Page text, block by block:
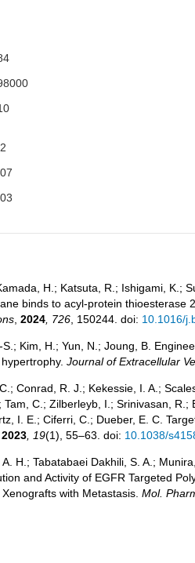
H.; Katsuta, R.; Ishigami, K.;
binds to acyl-protein thioesterase
, 2024, 726, 150244. doi: 10.1016/
Kim, H.; Yun, N.; Joung, B.
Journal of Extracellular
Conrad, R. J.; Kekessie, I. A.;
C.; Zilberleyb, I.; Srinivasan, R.;
I. E.; Ciferri, C.; Dueber, E. C.
2023, 19(1), 55–63. doi: 10.1038/
H.; Tabatabaei Dakhili, S. A.;
and Activity of EGFR Targeted
with Metastasis. Mol.